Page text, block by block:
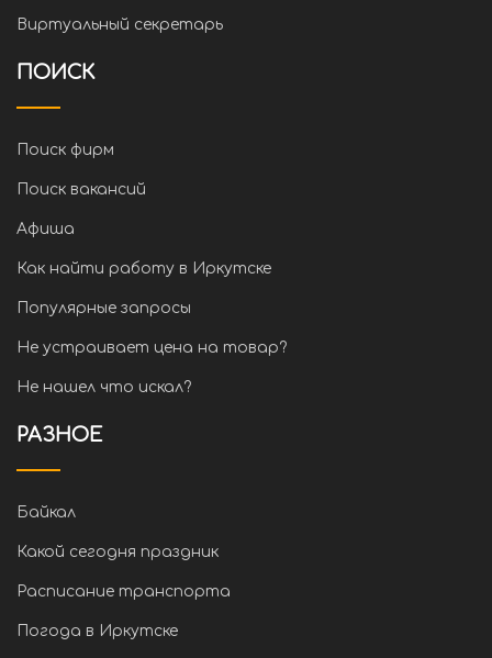
Виртуальный секретарь
ПОИСК
Поиск фирм
Поиск вакансий
Афиша
Как найти работу в Иркутске
Популярные запросы
Не устраивает цена на товар?
Не нашел что искал?
РАЗНОЕ
Байкал
Какой сегодня праздник
Расписание транспорта
Погода в Иркутске